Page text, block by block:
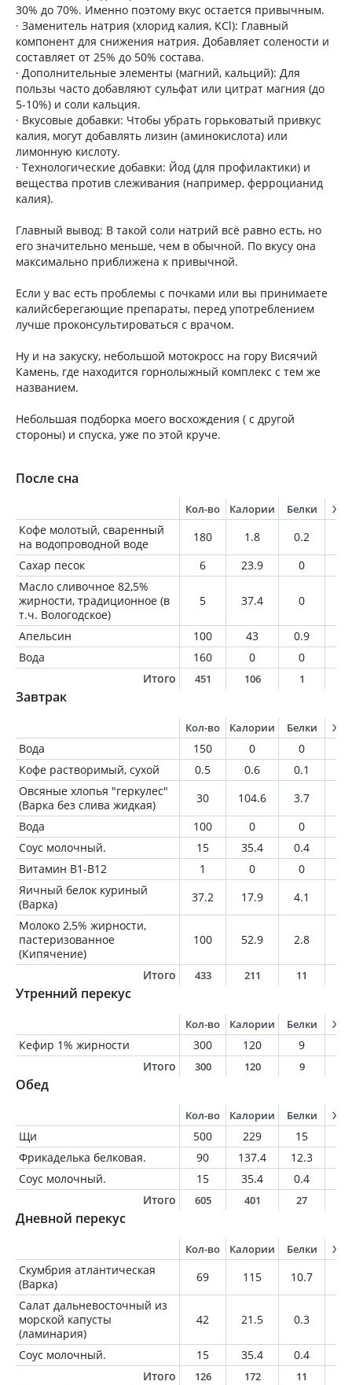
30% до 70%. Именно поэтому вкус остается привычным.
· Заменитель натрия (хлорид калия, KCl): Главный
компонент для снижения натрия. Добавляет солености и
составляет от 25% до 50% состава.
· Дополнительные элементы (магний, кальций): Для
пользы часто добавляют сульфат или цитрат магния (до
5-10%) и соли кальция.
· Вкусовые добавки: Чтобы убрать горьковатый привкус
калия, могут добавлять лизин (аминокислота) или
лимонную кислоту.
· Технологические добавки: Йод (для профилактики) и
вещества против слеживания (например, ферроцианид
калия).
Главный вывод: В такой соли натрий всё равно есть, но
его значительно меньше, чем в обычной. По вкусу она
максимально приближена к привычной.
Если у вас есть проблемы с почками или вы принимаете
калийсберегающие препараты, перед употреблением
лучше проконсультироваться с врачом.
Ну и на закуску, небольшой мотокросс на гору Висячий
Камень, где находится горнолыжный комплекс с тем же
названием.
Небольшая подборка моего восхождения ( с другой
стороны) и спуска, уже по этой круче.
После сна
Кол-во Калории Белки
Кофе молотый, сваренный
на водопроводной воде
180 1.8 0.2
Сахар песок
6 23.9 0
Масло сливочное 82,5%
жирности, традиционное (в
т.ч. Вологодское)
5 37.4 0
Апельсин 100 43 0.9
Вода
160 0 0
Итого
451 106 1
Завтрак
Кол-во Калории Белки
Вода 150 0 0
Кофе растворимый, сухой
0.5 0.6 0.1
Овсяные хлопья "геркулес"
(Варка без слива жидкая)
30 104.6 3.7
Вода
100 0 0
Соус молочный.
15 35.4 0.4
Витамин В1-В12
1 0 0
Яичный белок куриный
(Варка)
37.2 17.9 4.1
Молоко 2,5% жирности,
пастеризованное
(Кипячение)
100 52.9 2.8
Итого 433 211 11
Утренний перекус
Кол-во Калории Белки
Кефир 1% жирности 300 120 9
Итого
300 120 9
Обед
Кол-во Калории Белки
Щи 500 229 15
Фрикаделька белковая.
90 137.4 12.3
Соус молочный.
15 35.4 0.4
Итого
605 401 27
Дневной перекус
Кол-во Калории Белки
Скумбрия атлантическая
(Варка)
69 115 10.7
Салат дальневосточный из
морской капусты
(ламинария)
42 21.5 0.3
Соус молочный. 15 35.4 0.4
Итого
126 172 11